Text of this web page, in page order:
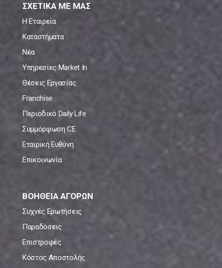
ΣΧΕΤΙΚΑ ΜΕ ΜΑΣ
Η Εταιρεία
Καταστήματα
Νέα
Υπηρεσίες Market In
Θέσεις Εργασίας
Franchise
Περιοδικό Daily Life
Συμμόρφωση CE
Εταιρική Ευθύνη
Επικοινωνία
ΒΟΗΘΕΙΑ ΑΓΟΡΩΝ
Συχνές Ερωτήσεις
Παραδόσεις
Επιστροφές
Κόστος Αποστολής